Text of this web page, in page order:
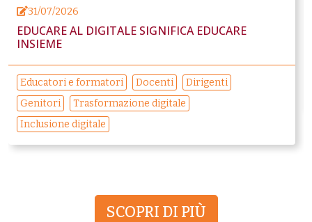
31/07/2026
EDUCARE AL DIGITALE SIGNIFICA EDUCARE
INSIEME
Educatori e formatori Docenti
Dirigenti
Genitori
Trasformazione digitale
Inclusione digitale
SCOPRI DI PIÙ